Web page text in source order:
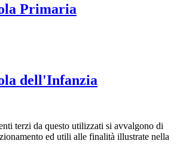
Primaria
dell'Infanzia
terzi da questo utilizzati si avvalgono di
ed utili alle finalità illustrate nella